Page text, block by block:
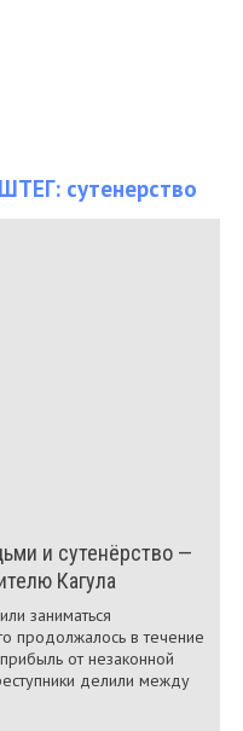
сутенерство
и сутенёрство —
Кагула
заниматься
продолжалось в течение
от незаконной
делили между